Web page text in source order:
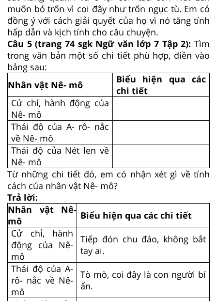
muốn bỏ trốn vì coi đây như trốn ngục tù. Em có
đồng ý với cách giải quyết của họ vì nó tăng tính
hấp dẫn và kịch tính cho câu chuyện.
Câu 5 (trang 74 sgk Ngữ văn lớp 7 Tập 2): Tìm
trong văn bản một số chi tiết phù hợp, điền vào
bảng sau:
Nhân vật Nê- mô
Biểu hiện qua các
chi tiết
Cử chỉ, hành động của
Nê- mô
Thái độ của A- rô- nắc
về Nê- mô
Thái độ của Nét len về
Nê- mô
Từ những chi tiết đó, em có nhận xét gì về tính
cách của nhân vật Nê- mô?
Trả lời:
Nhân vật Nê-
mô
Biểu hiện qua các chi tiết
Cử chỉ, hành
động của Nê-
mô
Tiếp đón chu đáo, không bắt
tay ai.
Thái độ của A-
rô- nắc về Nê-
mô
Tò mò, coi đây là con người bí
ẩn.